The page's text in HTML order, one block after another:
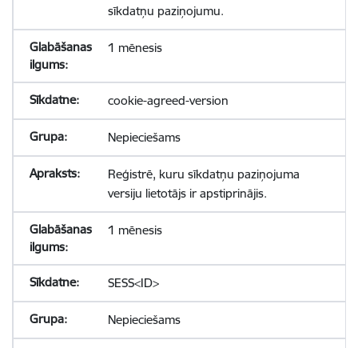
sīkdatņu paziņojumu.
1 mēnesis
cookie-agreed-version
Nepieciešams
Reģistrē, kuru sīkdatņu paziņojuma
versiju lietotājs ir apstiprinājis.
1 mēnesis
SESS<ID>
Nepieciešams